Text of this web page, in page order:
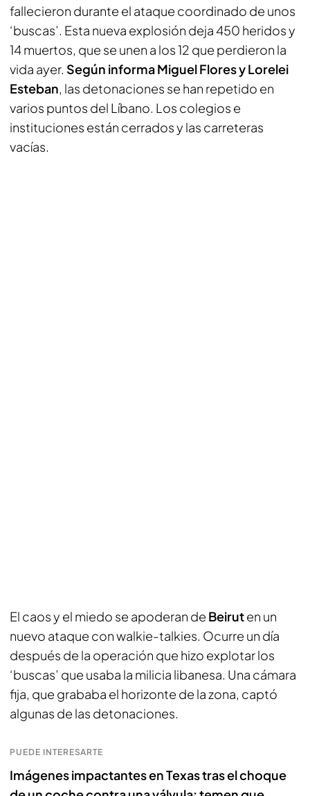
fallecieron durante el ataque coordinado de unos
‘buscas’. Esta nueva explosión deja 450 heridos y
14 muertos, que se unen a los 12 que perdieron la
vida ayer. Según informa Miguel Flores y Lorelei
Esteban, las detonaciones se han repetido en
varios puntos del Líbano. Los colegios e
instituciones están cerrados y las carreteras
vacías.
El caos y el miedo se apoderan de Beiruten un
nuevo ataque con walkie-talkies. Ocurre un día
después de la operación que hizo explotar los
‘buscas’ que usaba la milicia libanesa. Una cámara
fija, que grababa el horizonte de la zona, captó
algunas de las detonaciones.
PUEDE INTERESARTE
Imágenes impactantes en Texas tras el choque